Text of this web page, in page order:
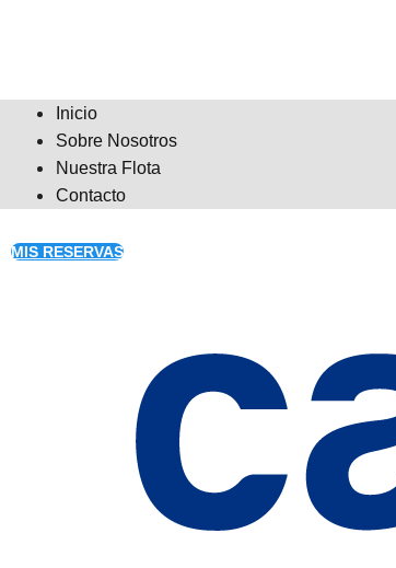
Inicio
Sobre Nosotros
Nuestra Flota
Contacto
MIS RESERVAS